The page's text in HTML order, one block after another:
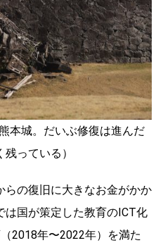
本城。だいぶ修復は進んだ
っている）
らの復旧に大きなお金がかか
は国が策定した教育のICT化
2018年〜2022年）を満た